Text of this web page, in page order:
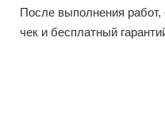
После выполнения
чек и бесплатный